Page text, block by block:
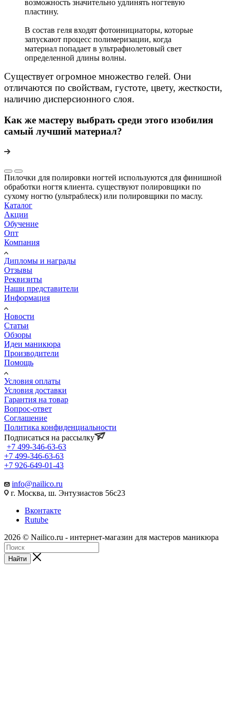
возможность значительно удлинять ногтевую
пластину.
В состав геля входят фотоинициаторы, которые
запускают процесс полимеризации, когда
материал попадает в ультрафиолетовый свет
определенной длины волны.
Существует огромное множество гелей. Они
отличаются по свойствам, густоте, цвету, жесткости,
наличию дисперсионного слоя.
Как же мастеру выбрать среди этого изобилия
самый лучший материал?
Пилочки для полировки ногтей используются для финишной
обработки ногтя клиента. существуют полировщики по
сухому ногтю (ультраблеск) или полировщики по маслу.
Каталог
Акции
Обучение
Опт
Компания
Дипломы и награды
Отзывы
Реквизиты
Наши представители
Информация
Новости
Статьи
Обзоры
Идеи маникюра
Производители
Помощь
Условия оплаты
Условия доставки
Гарантия на товар
Вопрос-ответ
Соглашение
Политика конфиденциальности
Подписаться на рассылку
+7 499-346-63-63
+7 499-346-63-63
+7 926-649-01-43
info@nailico.ru
г. Москва, ш. Энтузиастов 56с23
Вконтакте
Rutube
2026 © Nailico.ru - интернет-магазин для мастеров маникюра
Найти